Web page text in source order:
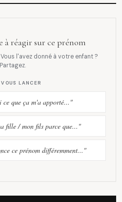
à réagir sur ce prénom
l'avez donné à votre enfant ?
Partagez.
VOUS LANCER
ce que ça m'a apporté..."
fille / mon fils parce que..."
ce prénom différemment..."